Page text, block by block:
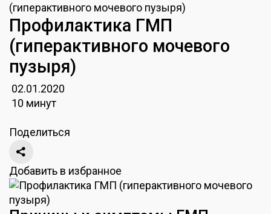
(гиперактивного мочевого пузыря)
Профилактика ГМП
(гиперактивного мочевого
пузыря)
02.01.2020
10 минут
Поделиться
Добавить в избранное